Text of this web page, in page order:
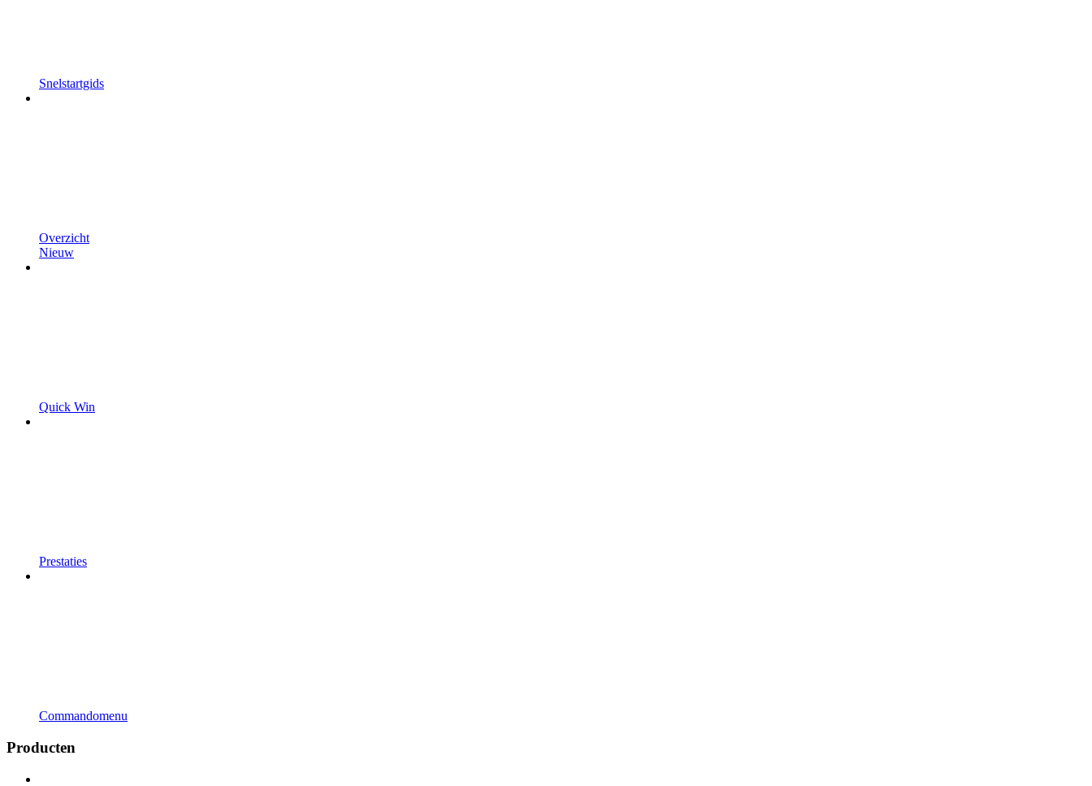
Snelstartgids
Overzicht
Nieuw
Quick Win
Prestaties
Commandomenu
Producten